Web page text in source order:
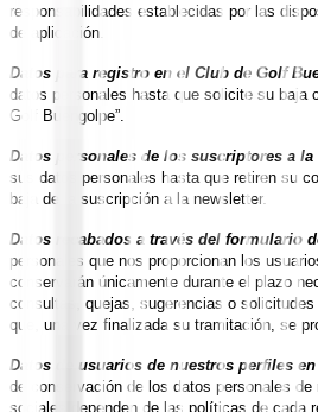
responsabilidades establecidas por las
de aplicación.
Datos para registro en el Club de Golf
datos personales hasta que solicite su baja
Golf Buengolpe”.
Datos personales de los suscriptores a la
sus datos personales hasta que retiren su
baja de la suscripción a la newsletter.
Datos recabados a través del formulario
personales que nos proporcionan los
conservarán únicamente durante el plazo
consultas, quejas, sugerencias o
que, una vez finalizada su tramitación, se
Datos de usuarios de nuestros perfiles
de conservación de los datos personales
sociales dependen de las políticas de cada